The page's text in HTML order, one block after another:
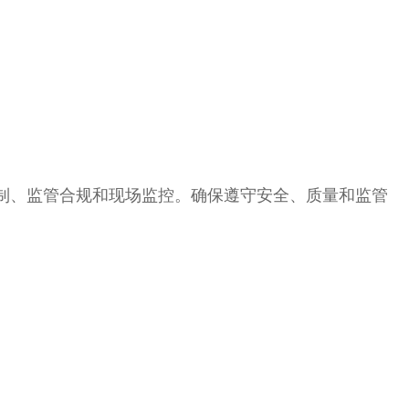
监管合规和现场监控。确保遵守安全、质量和监管